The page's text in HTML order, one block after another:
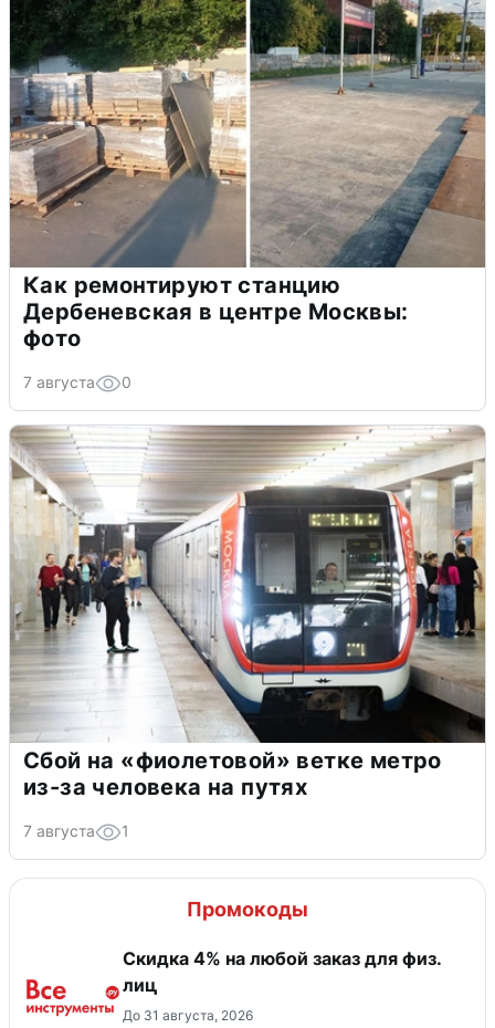
Как ремонтируют станцию
Дербеневская в центре Москвы:
фото
7 августа 0
Сбой на «фиолетовой» ветке метро
из-за человека на путях
7 августа 1
Промокоды
Скидка 4% на любой заказ для физ.
лиц
До 31 августа, 2026